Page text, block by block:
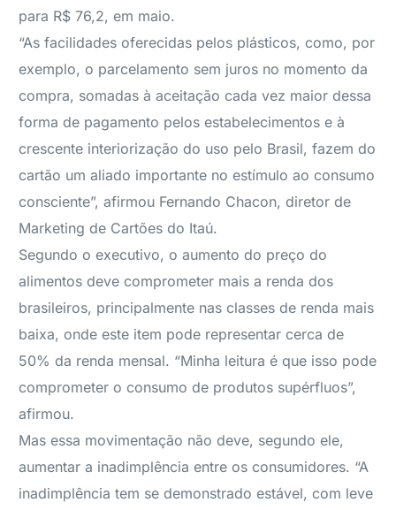
para R$ 76,2, em maio.
“As facilidades oferecidas pelos plásticos, como, por
exemplo, o parcelamento sem juros no momento da
compra, somadas à aceitação cada vez maior dessa
forma de pagamento pelos estabelecimentos e à
crescente interiorização do uso pelo Brasil, fazem do
cartão um aliado importante no estímulo ao consumo
consciente”, afirmou Fernando Chacon, diretor de
Marketing de Cartões do Itaú.
Segundo o executivo, o aumento do preço do
alimentos deve comprometer mais a renda dos
brasileiros, principalmente nas classes de renda mais
baixa, onde este item pode representar cerca de
50% da renda mensal. “Minha leitura é que isso pode
comprometer o consumo de produtos supérfluos”,
afirmou.
Mas essa movimentação não deve, segundo ele,
aumentar a inadimplência entre os consumidores. “A
inadimplência tem se demonstrado estável, com leve